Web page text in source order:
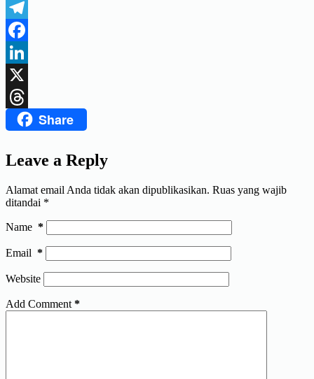
WhatsApp
Telegram
Facebook
LinkedIn
X
ThreadsShare
Leave a Reply
Alamat email Anda tidak akan dipublikasikan. Ruas yang wajib
ditandai *
Name *
Email *
Website
Add Comment *